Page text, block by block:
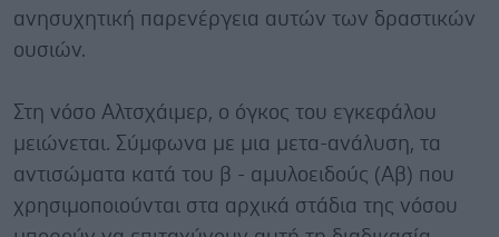
ανησυχητική παρενέργεια αυτών των δραστικών
ουσιών.
Στη νόσο Αλτσχάιμερ, ο όγκος του εγκεφάλου
μειώνεται. Σύμφωνα με μια μετα-ανάλυση, τα
αντισώματα κατά του β - αμυλοειδούς (Αβ) που
χρησιμοποιούνται στα αρχικά στάδια της νόσου